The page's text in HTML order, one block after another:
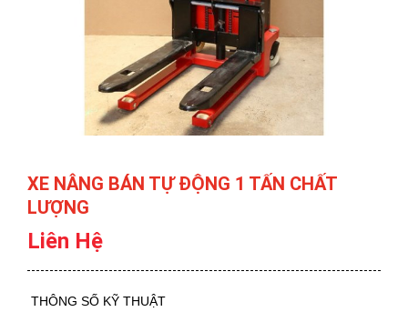
XE NÂNG BÁN TỰ ĐỘNG 1 TẤN CHẤT
LƯỢNG
Liên Hệ
THÔNG SỐ KỸ THUẬT